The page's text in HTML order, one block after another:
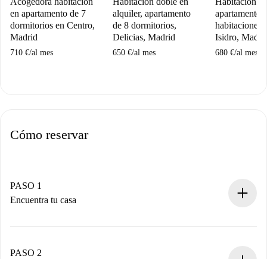
en apartamento de 7
dormitorios en Centro,
Madrid
710 €/al mes
alquiler, apartamento
de 8 dormitorios,
Delicias, Madrid
650 €/al mes
apartamento
habitaciones
Isidro,
680 €/al mes
Cómo reservar
PASO 1
Encuentra tu casa
Tienes toda la información necesaria por adelantado.
PASO 2